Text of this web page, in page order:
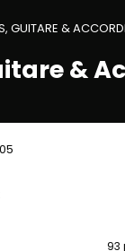
GUITARE &
&
93